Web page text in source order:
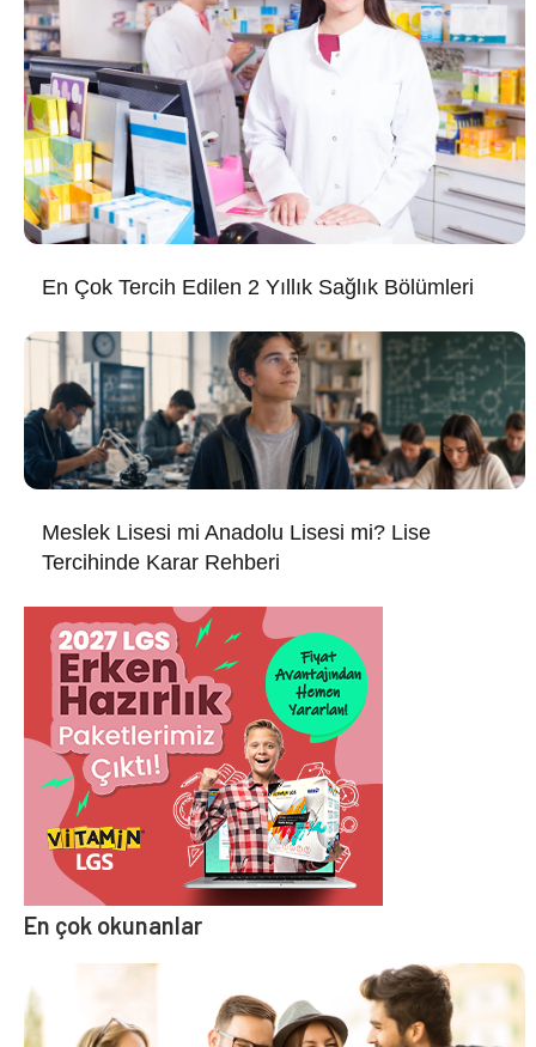
En Çok Tercih Edilen 2 Yıllık Sağlık Bölümleri
Meslek Lisesi mi Anadolu Lisesi mi? Lise
Tercihinde Karar Rehberi
En çok okunanlar